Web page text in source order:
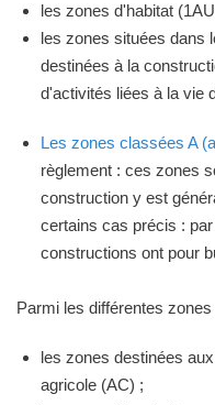
les zones d'habitat
les zones situées dans
destinées à la
d'activités liées à la vie
Les zones classées A
règlement : ces zones
construction y est
certains cas précis :
constructions ont pour
Parmi les différentes
les zones destinées
agricole (AC) ;